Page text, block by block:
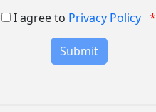
I agree to Privacy Policy *
Submit